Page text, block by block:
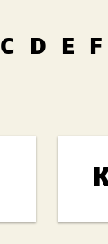
C D E F